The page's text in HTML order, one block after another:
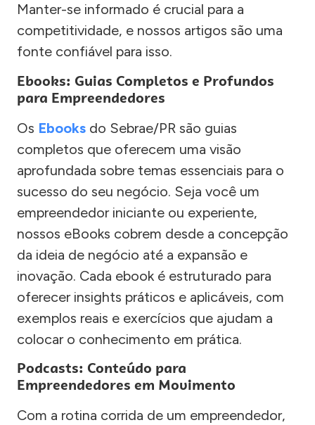
Manter-se informado é crucial para a
competitividade, e nossos artigos são uma
fonte confiável para isso.
Ebooks: Guias Completos e Profundos
para Empreendedores
Os Ebooks do Sebrae/PR são guias
completos que oferecem uma visão
aprofundada sobre temas essenciais para o
sucesso do seu negócio. Seja você um
empreendedor iniciante ou experiente,
nossos eBooks cobrem desde a concepção
da ideia de negócio até a expansão e
inovação. Cada ebook é estruturado para
oferecer insights práticos e aplicáveis, com
exemplos reais e exercícios que ajudam a
colocar o conhecimento em prática.
Podcasts: Conteúdo para
Empreendedores em Movimento
Com a rotina corrida de um empreendedor,